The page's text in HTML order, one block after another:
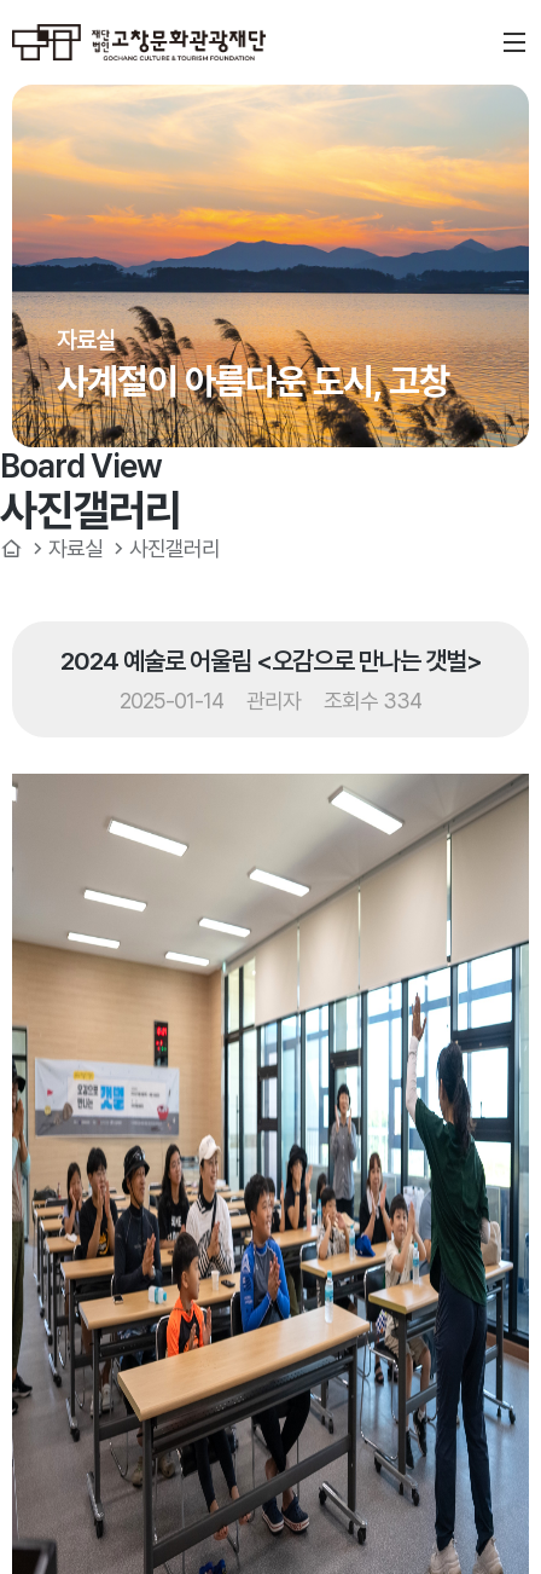
자료실
사계절이 아름다운 도시, 고창
Board View
사진갤러리
자료실 사진갤러리
2024 예술로 어울림 <오감으로 만나는 갯벌>
2025-01-14 관리자 조회수 334